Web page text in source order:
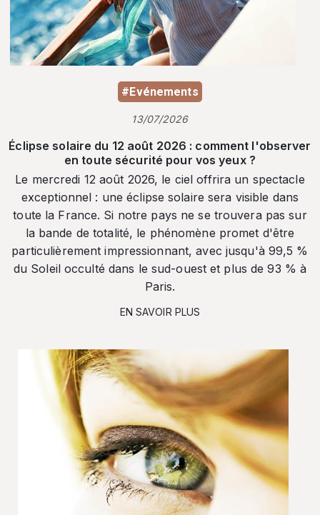
#Evénements
13/07/2026
Éclipse solaire du 12 août 2026 : comment l'observer
en toute sécurité pour vos yeux ?
Le mercredi 12 août 2026, le ciel offrira un spectacle
exceptionnel : une éclipse solaire sera visible dans
toute la France. Si notre pays ne se trouvera pas sur
la bande de totalité, le phénomène promet d'être
particulièrement impressionnant, avec jusqu'à 99,5 %
du Soleil occulté dans le sud-ouest et plus de 93 % à
Paris.
EN SAVOIR PLUS